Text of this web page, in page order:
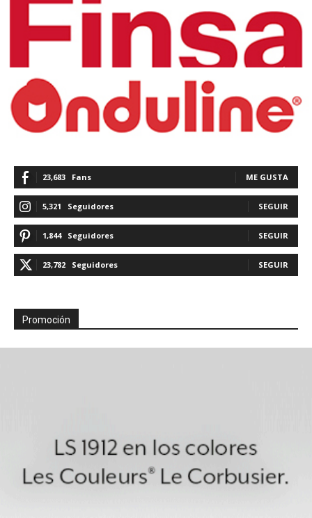
23,683 Fans ME GUSTA
5,321 Seguidores SEGUIR
1,844 Seguidores SEGUIR
23,782 Seguidores SEGUIR
Promoción